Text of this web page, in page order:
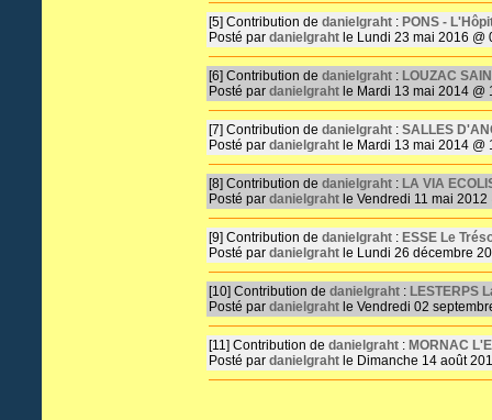
[5] Contribution de danielgraht : PONS -
Posté par danielgraht le Lundi 23 mai 2016 @
[6] Contribution de danielgraht : LOUZAC
Posté par danielgraht le Mardi 13 mai 2014 @
[7] Contribution de danielgraht : SALLES
Posté par danielgraht le Mardi 13 mai 2014 @
[8] Contribution de danielgraht : LA VIA
Posté par danielgraht le Vendredi 11 mai
[9] Contribution de danielgraht : ESSE Le
Posté par danielgraht le Lundi 26 décembre
[10] Contribution de danielgraht : LESTERPS
Posté par danielgraht le Vendredi 02
[11] Contribution de danielgraht : MORNAC
Posté par danielgraht le Dimanche 14 août